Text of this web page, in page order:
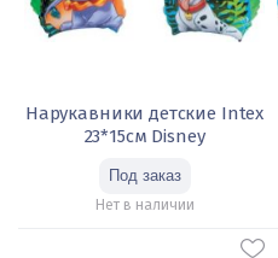
Нарукавники детские Intex
23*15см Disney
Нет в наличии